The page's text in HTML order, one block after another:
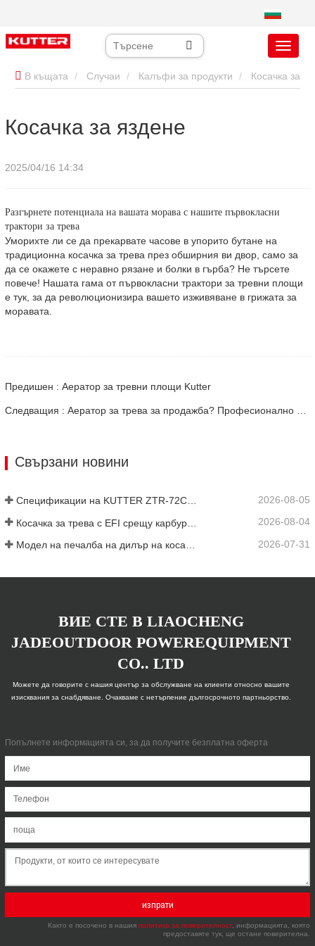
В къщата Случаи Калъфи за продукти
Косачка за яздене
2025/04/16 14:34
Разгърнете потенциала на вашата морава с нашите първокласни
трактори за трева
Уморихте ли се да прекарвате часове в упорито бутане на
традиционна косачка за трева през обширния ви двор, само за
да се окажете с неравно рязане и болки в гърба? Не търсете
повече! Нашата гама от първокласни трактори за тревни площи
е тук, за да революционизира вашето изживяване в грижата за
моравата.
Предишен : Аератор за тревни площи Kutter
Свързани новини
Спецификации на KUTTER ZTR-72C: 72-инчова платформа, 35HP EFI и задвижване ZT-5400 2026-08-05
2026-08-04
2026-07-31
ВИЕ СТЕ В LIAOCHENG
JADEOUTDOOR POWEREQUIPMENT
CO.. LTD
Можете да говорите с нашия център за обслужване на клиенти относно вашите
изисквания за снабдяване. Очакваме с нетърпение дългосрочното партньорство.
Попълнете информацията си, за да получите безплатна оферта
изпрати
Както е посочено в нашия политика за поверителност, информацията, която
предоставяте тук, ще остане поверителна.